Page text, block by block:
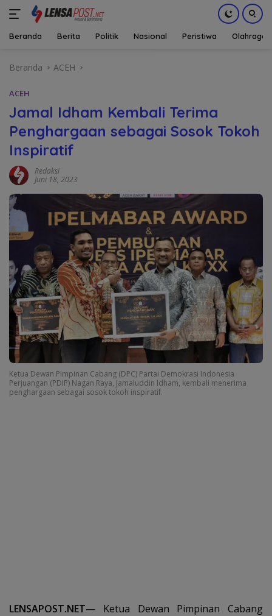
Beranda Berita Politik Nasional Peristiwa Olahraga
Beranda ACEH
ACEH
Jamal Idham Kembali Terima
Penghargaan sebagai Sosok Tokoh
Inspiratif
Redaksi
Juni 18, 2023
Ketua Dewan Pimpinan Cabang (DPC) Partai Demokrasi Indonesia
Perjuangan (PDIP) Nagan Raya, Jamaluddin Idham, kembali menerima
penghargaan sebagai sosok tokoh inspiratif.
LENSAPOST.NET— Ketua Dewan Pimpinan Cabang